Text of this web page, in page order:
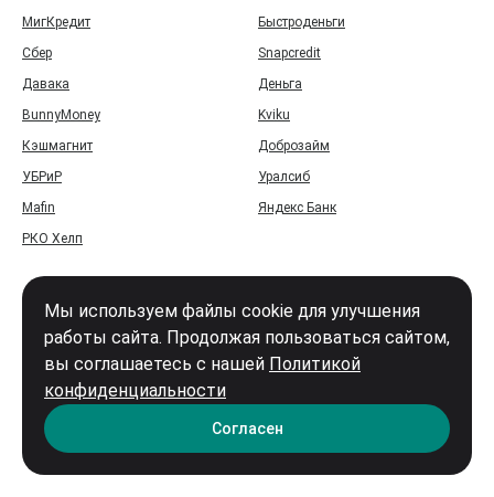
МигКредит
Быстроденьги
Сбер
Snapcredit
Давака
Деньга
BunnyMoney
Kviku
Кэшмагнит
Доброзайм
УБРиР
Уралсиб
Mafin
Яндекс Банк
РКО Хелп
Карта сайта
Мы используем файлы cookie для улучшения
работы сайта. Продолжая пользоваться сайтом,
вы соглашаетесь с нашей Политикой
конфиденциальности
Согласен